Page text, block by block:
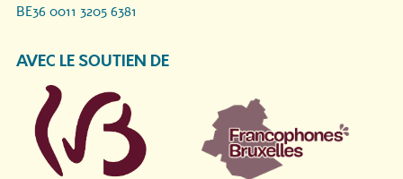
BE36 0011 3205 6381
AVEC LE SOUTIEN DE